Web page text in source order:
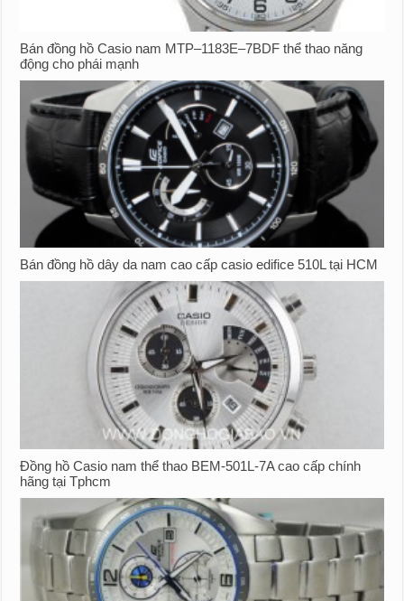
Bán đồng hồ Casio nam MTP–1183E–7BDF thể thao năng
động cho phái mạnh
Bán đồng hồ dây da nam cao cấp casio edifice 510L tại HCM
Đồng hồ Casio nam thể thao BEM-501L-7A cao cấp chính
hãng tại Tphcm